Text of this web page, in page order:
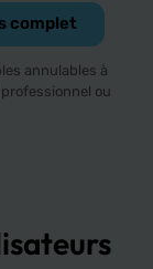
complet
annulables à
ou